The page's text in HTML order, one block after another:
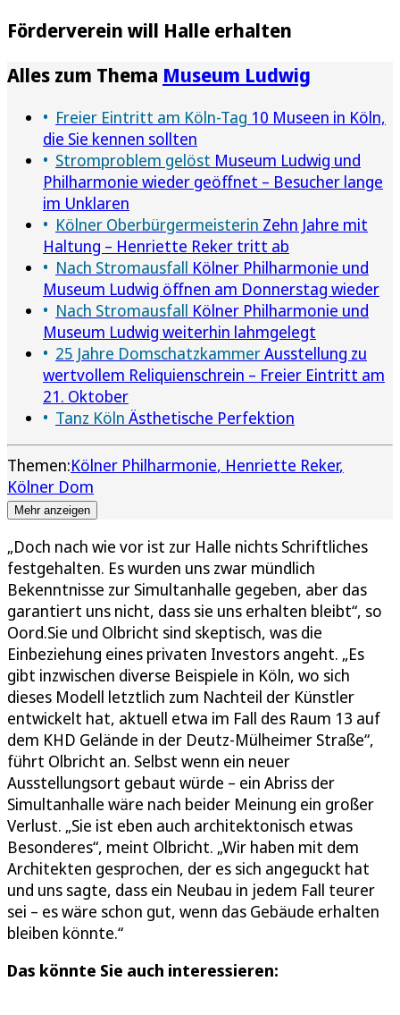
Förderverein will Halle erhalten
Alles zum Thema Museum Ludwig
Freier Eintritt am Köln-Tag 10 Museen in Köln,
die Sie kennen sollten
Stromproblem gelöst Museum Ludwig und
Philharmonie wieder geöffnet – Besucher lange
im Unklaren
Kölner Oberbürgermeisterin Zehn Jahre mit
Haltung – Henriette Reker tritt ab
Nach Stromausfall Kölner Philharmonie und
Museum Ludwig öffnen am Donnerstag wieder
Nach Stromausfall Kölner Philharmonie und
Museum Ludwig weiterhin lahmgelegt
25 Jahre DomschatzkammerAusstellung zu
wertvollem Reliquienschrein – Freier Eintritt am
21. Oktober
Tanz Köln Ästhetische Perfektion
Themen:Kölner Philharmonie Henriette Reker
Kölner Dom
Mehr anzeigen
„Doch nach wie vor ist zur Halle nichts Schriftliches
festgehalten. Es wurden uns zwar mündlich
Bekenntnisse zur Simultanhalle gegeben, aber das
garantiert uns nicht, dass sie uns erhalten bleibt“, so
Oord.Sie und Olbricht sind skeptisch, was die
Einbeziehung eines privaten Investors angeht. „Es
gibt inzwischen diverse Beispiele in Köln, wo sich
dieses Modell letztlich zum Nachteil der Künstler
entwickelt hat, aktuell etwa im Fall des Raum 13 auf
dem KHD Gelände in der Deutz-Mülheimer Straße“,
führt Olbricht an. Selbst wenn ein neuer
Ausstellungsort gebaut würde – ein Abriss der
Simultanhalle wäre nach beider Meinung ein großer
Verlust. „Sie ist eben auch architektonisch etwas
Besonderes“, meint Olbricht. „Wir haben mit dem
Architekten gesprochen, der es sich angeguckt hat
und uns sagte, dass ein Neubau in jedem Fall teurer
sei – es wäre schon gut, wenn das Gebäude erhalten
bleiben könnte.“
Das könnte Sie auch interessieren: